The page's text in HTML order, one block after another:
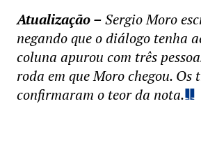
Atualização –Sergio Moro
negando que o diálogo tenha
coluna apurou com três
roda em que Moro chegou. Os
confirmaram o teor da nota.